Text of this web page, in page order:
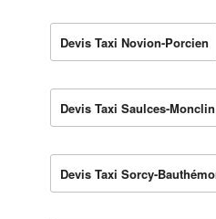
Devis Taxi Novion-Porcien
Devis Taxi Saulces-Monclin
Devis Taxi Sorcy-